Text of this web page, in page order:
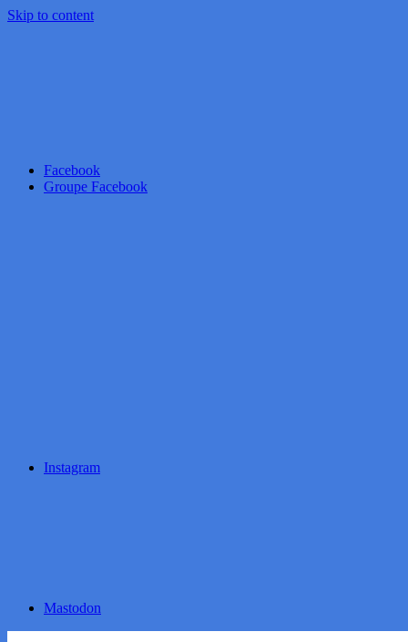
Skip to content
Facebook
Groupe Facebook
Instagram
Mastodon